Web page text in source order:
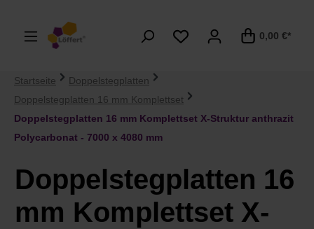
0,00 €*
Startseite
Doppelstegplatten
Doppelstegplatten 16 mm Komplettset
Doppelstegplatten 16 mm Komplettset X-Struktur anthrazit
Polycarbonat - 7000 x 4080 mm
Doppelstegplatten 16
mm Komplettset X-